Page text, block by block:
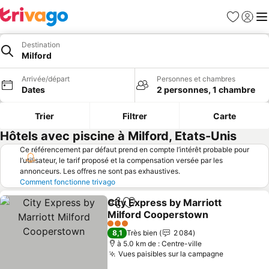
Favoris
Se
Destination
Milford
Arrivée/départ
Dates
Personnes et chambres
2 personnes, 1 chambre
Trier Filtrer Carte
Hôtels avec piscine à Milford, Etats-Unis
Ce référencement par défaut prend en compte l’intérêt probable pour
l’utilisateur, le tarif proposé et la compensation versée par les
annonceurs. Les offres ne sont pas exhaustives.
Comment fonctionne trivago
PartagerAjouter à mes favoris
City Express by Marriott
Milford Cooperstown
3 Étoiles
8,1 Très bien
2 084
à 5.0 km de : Centre-ville
Vues paisibles sur la campagne